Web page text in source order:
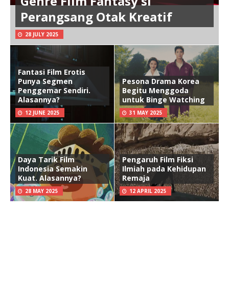
Perangsang Otak Kreatif
28 JULY 2025
Fantasi Film Erotis
Punya Segmen
Penggemar Sendiri.
Alasannya?
12 JUNE 2025
Pesona Drama Korea
Begitu Menggoda
untuk Binge Watching
31 MAY 2025
Daya Tarik Film
Indonesia Semakin
Kuat. Alasannya?
28 MAY 2025
Pengaruh Film Fiksi
Ilmiah pada Kehidupan
Remaja
12 APRIL 2025